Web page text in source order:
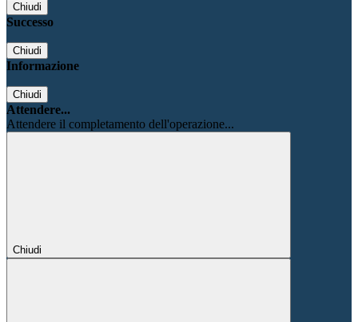
Chiudi
Successo
Chiudi
Informazione
Chiudi
Attendere...
Attendere il completamento dell'operazione...
Chiudi